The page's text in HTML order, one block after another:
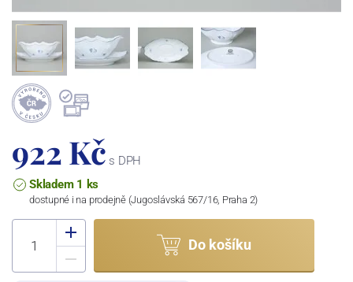
922 Kč s DPH
Skladem 1 ks
dostupné i na prodejně (Jugoslávská 567/16, Praha 2)
Do košíku